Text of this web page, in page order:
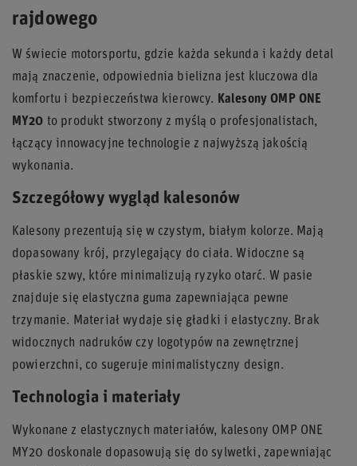
rajdowego
W świecie motorsportu, gdzie każda sekunda i każdy detal
mają znaczenie, odpowiednia bielizna jest kluczowa dla
komfortu i bezpieczeństwa kierowcy. Kalesony OMP ONE
MY20 to produkt stworzony z myślą o profesjonalistach,
łączący innowacyjne technologie z najwyższą jakością
wykonania.
Szczegółowy wygląd kalesonów
Kalesony prezentują się w czystym, białym kolorze. Mają
dopasowany krój, przylegający do ciała. Widoczne są
płaskie szwy, które minimalizują ryzyko otarć. W pasie
znajduje się elastyczna guma zapewniająca pewne
trzymanie. Materiał wydaje się gładki i elastyczny. Brak
widocznych nadruków czy logotypów na zewnętrznej
powierzchni, co sugeruje minimalistyczny design.
Technologia i materiały
Wykonane z elastycznych materiałów, kalesony OMP ONE
MY20 doskonale dopasowują się do sylwetki, zapewniając